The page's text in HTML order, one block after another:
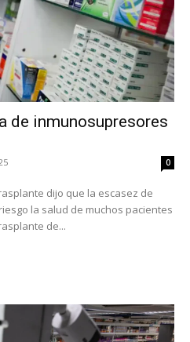
de inmunosupresores
0
dijo que la escasez de
la salud de muchos pacientes
de...